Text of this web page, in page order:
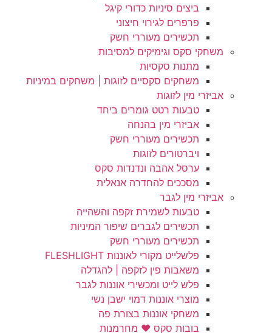
ביצים סיניות כדורי קיגל
פרפרים לגירוי חיצוני
תכשירים מעוררי חשק
משחקי סקס וגימיקים למסיבות
מתנות סקסיות
משחקים סקסיים לזוגות | משחקים במיניות
אביזרי מין לזוגות
טבעות רטט גומרים ביחד
אביזרי מין בהנחה
תכשירים מעוררי חשק
ויברטורים לזוגות
ערסל אהבה ונדנדות סקס
מסככים להחדרה אנאלית
אביזרי מין לגבר
טבעות לשמירת זקפה והשהייה
תכשירים לגברים שיפור המיניות
תכשירים מעוררי חשק
פלשלייט מקורי לאוננות FLESHLIGHT
משאבות פין לזקפה | להגדלה
פלש לייט ומכשירי אוננות לגבר
מוצרי אוננות דמוי ישבן נשי
משחקי אוננות בצורת פה
בובות סקס ❤️ מחרמנות